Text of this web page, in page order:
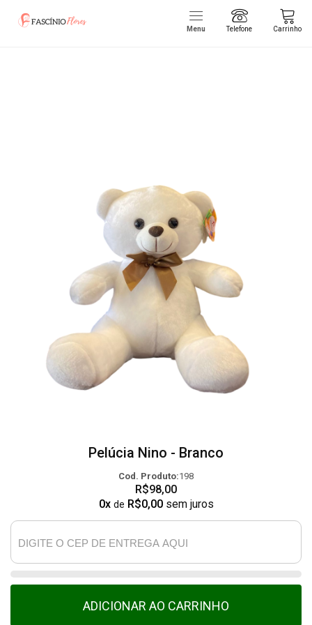
Menu Telefone Carrinho
Pelúcia Nino - Branco
Cod. Produto:198
R$98,00
0x de R$0,00 sem juros
ADICIONAR AO CARRINHO